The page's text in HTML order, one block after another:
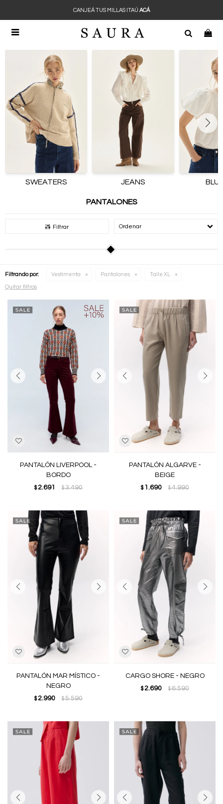

CANJEÁ TUS MILLAS ITAÚ ACÁ
SWEATERS JEANS
PANTALONES
Filtrar Recomendados
Filtrando por: Vestimenta Pantalones Talle XL
Quitar filtros
PANTALÓN LIVERPOOL -
BORDO
$ 2.691 $3.490
PANTALÓN ALGARVE -
BEIGE
$ 1.690 $4.990
PANTALÓN MAR MÍSTICO -
NEGRO
$ 2.990 $5.590
CARGO SHORE - NEGRO
$ 2.690 $6.590